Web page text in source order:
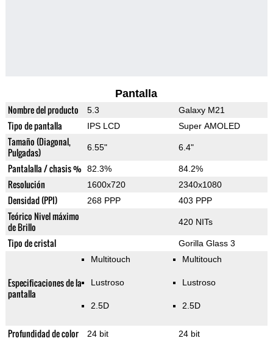
Pantalla
Nombre del producto 5.3 Galaxy M21
Tipo de pantalla IPS LCD Super AMOLED
Tamaño (Diagonal,
Pulgadas)
6.55" 6.4"
Pantalalla / chasis % 82.3% 84.2%
Resolución 1600x720 2340x1080
Densidad (PPI) 268 PPP 403 PPP
Teórico Nivel máximo
de Brillo
420 NITs
Tipo de cristal Gorilla Glass 3
Especificaciones de la
pantalla
Multitouch
Lustroso
2.5D
Multitouch
Lustroso
2.5D
Profundidad de color 24 bit 24 bit